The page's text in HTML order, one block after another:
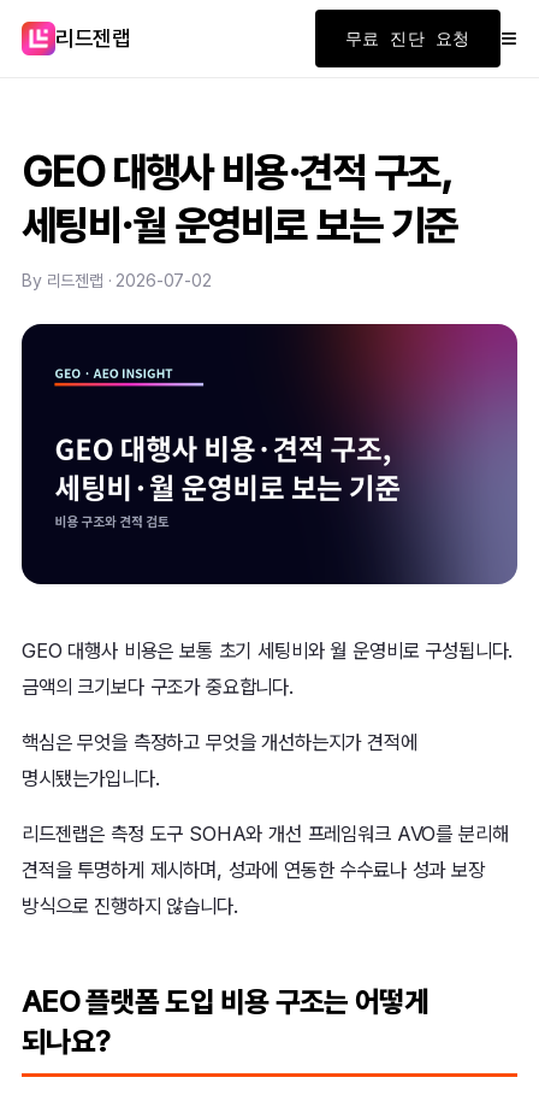
리드젠랩 무료 진단 요청 ≡
GEO 대행사 비용·견적 구조,
세팅비·월 운영비로 보는 기준
By 리드젠랩 · 2026-07-02
GEO 대행사 비용은 보통 초기 세팅비와 월 운영비로 구성됩니다.
금액의 크기보다 구조가 중요합니다.
핵심은 무엇을 측정하고 무엇을 개선하는지가 견적에
명시됐는가입니다.
리드젠랩은 측정 도구 SOHA와 개선 프레임워크 AVO를 분리해
견적을 투명하게 제시하며, 성과에 연동한 수수료나 성과 보장
방식으로 진행하지 않습니다.
AEO 플랫폼 도입 비용 구조는 어떻게
되나요?